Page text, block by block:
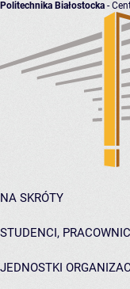
Politechnika Białostocka -
NA SKRÓTY
STUDENCI,
JEDNOSTKI